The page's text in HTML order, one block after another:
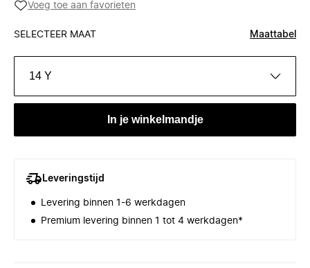
Voeg toe aan favorieten
SELECTEER MAAT Maattabel
14 Y
In je winkelmandje
Leveringstijd
Levering binnen 1-6 werkdagen
Premium levering binnen 1 tot 4 werkdagen*